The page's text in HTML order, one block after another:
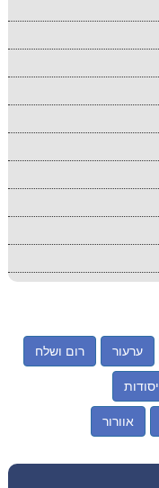
ערעור רום ושלח
יסודות
אוורור